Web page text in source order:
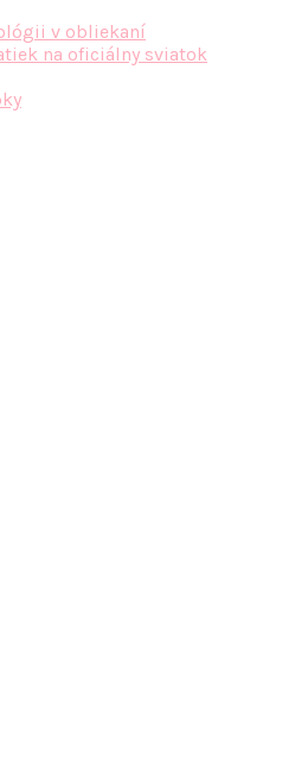
v obliekaní
na oficiálny sviatok